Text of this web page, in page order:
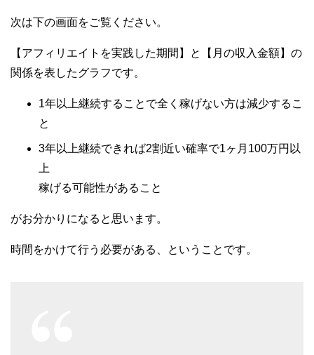
次は下の画面をご覧ください。
【アフィリエイトを実践した期間】と【月の収入金額】の
関係を表したグラフです。
1年以上継続することで全く稼げない方は減少するこ
と
3年以上継続できれば2割近い確率で1ヶ月100万円以
上
稼げる可能性があること
がお分かりになると思います。
時間をかけて行う必要がある、ということです。